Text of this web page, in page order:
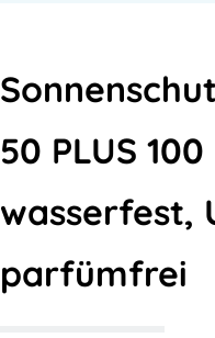
50 PLUS
wasserfest,
parfümfrei